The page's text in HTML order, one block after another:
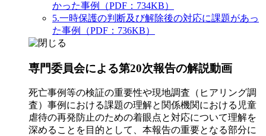
かった事例（PDF：734KB）
5.一時保護の判断及び解除後の対応に課題があっ
た事例（PDF：736KB）
専門委員会による第20次報告の解説動画
死亡事例等の検証の重要性や現地調査（ヒアリング調
査）事例における課題の理解と関係機関における児童
虐待の再発防止のための着眼点と対応について理解を
深めることを目的として、本報告の重要となる部分に